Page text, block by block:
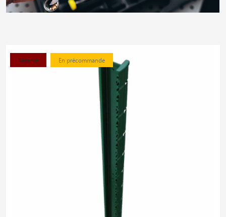
Réservé En précommande